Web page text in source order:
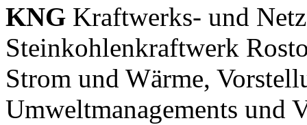
KNG Kraftwerks- und
Steinkohlenkraftwerk
Strom und Wärme,
Umweltmanagements und